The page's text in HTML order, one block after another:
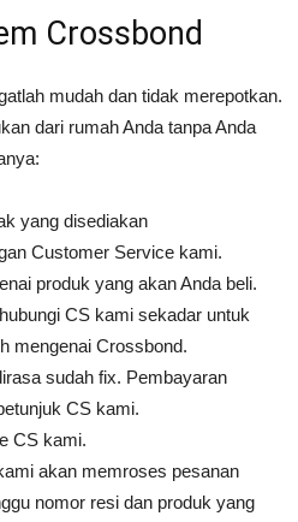
Crossbond
mudah dan tidak merepotkan.
dari rumah Anda tanpa Anda
yang disediakan
Customer Service kami.
produk yang akan Anda beli.
CS kami sekadar untuk
mengenai Crossbond.
sudah fix. Pembayaran
CS kami.
CS kami.
akan memroses pesanan
nomor resi dan produk yang